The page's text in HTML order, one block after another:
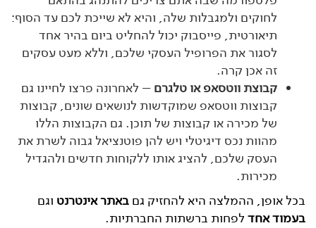
לחוקים ולמגבלות שלה, והיא לא שייכת לכם עד הסוף:
תיאורטית, פייסבוק יכול להחליט ביום בהיר אחד
לסגור את הפרופיל העסקי שלכם, וללא מעט עסקים
זה אכן קרה.
קבוצת ווטסאפ או טלגרם – לאחרונה פרצו לחיינו גם
קבוצות ווטסאפ שמוקדשות לנושאים שונים, קבוצות
של מכירה או קבוצות של תוכן. גם הקבוצות הללו
מהוות נכס דיגיטלי ויש להן פוטנציאל גבוה לשרת את
העסק שלכם, להציג אותו ללקוחות חדשים ולהגדיל
מכירות.
בכל אופן, ההמלצה היא להחזיק גם באתר אינטרנט וגם
בעמוד אחד לפחות ברשתות החברתיות.